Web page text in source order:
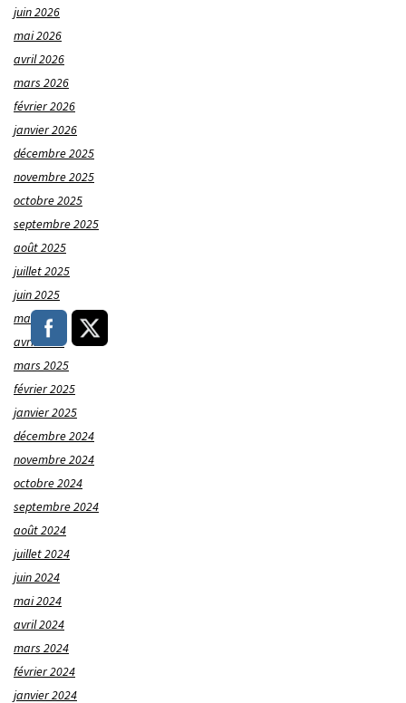
juin 2026
mai 2026
avril 2026
mars 2026
février 2026
janvier 2026
décembre 2025
novembre 2025
octobre 2025
septembre 2025
août 2025
juillet 2025
juin 2025
mai 2025
avril 2025
mars 2025
février 2025
janvier 2025
décembre 2024
novembre 2024
octobre 2024
septembre 2024
août 2024
juillet 2024
juin 2024
mai 2024
avril 2024
mars 2024
février 2024
janvier 2024